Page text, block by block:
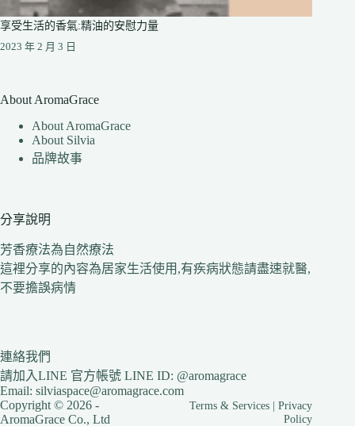
享受生活的香氣:精油的安慰力量
2023 年 2 月 3 日
About AromaGrace
About AromaGrace
About Silvia
品牌故事
分享說明
芳香療法為自然療法
這裡分享的內容為居家生活使用,有疾病狀態請盡速就醫,
不要擔誤病情
連絡我們
請加入LINE 官方帳號 LINE ID: @aromagrace
Email: silviaspace@aromagrace.com
Copyright © 2026 -
AromaGrace Co., Ltd
Terms & Services |Privacy
Policy